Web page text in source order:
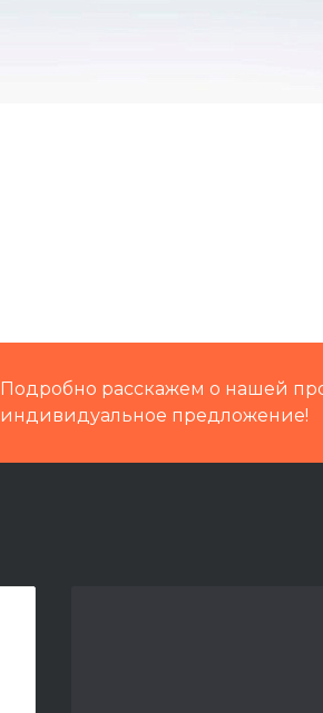
Подробно расскажем о нашей
индивидуальное предложение!